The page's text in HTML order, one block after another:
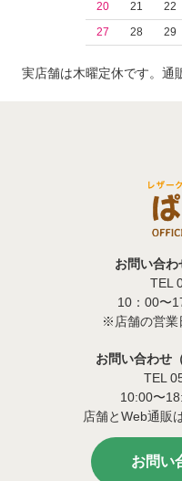
20
21 22
27
28 29
実店舗は木曜定休です。通
お問い合わ
TEL
10：00〜
※店舗の営業
お問い合わせ
TEL
10:00〜
店舗とWeb通販
お問い